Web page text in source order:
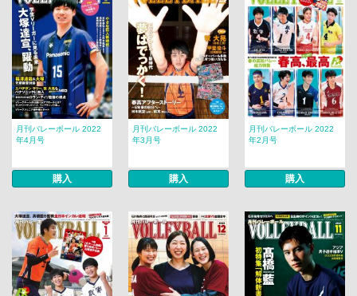
月刊バレーボール 2022
年4月号
購入
月刊バレーボール 2022
年3月号
購入
月刊バレーボール 2022
年2月号
購入